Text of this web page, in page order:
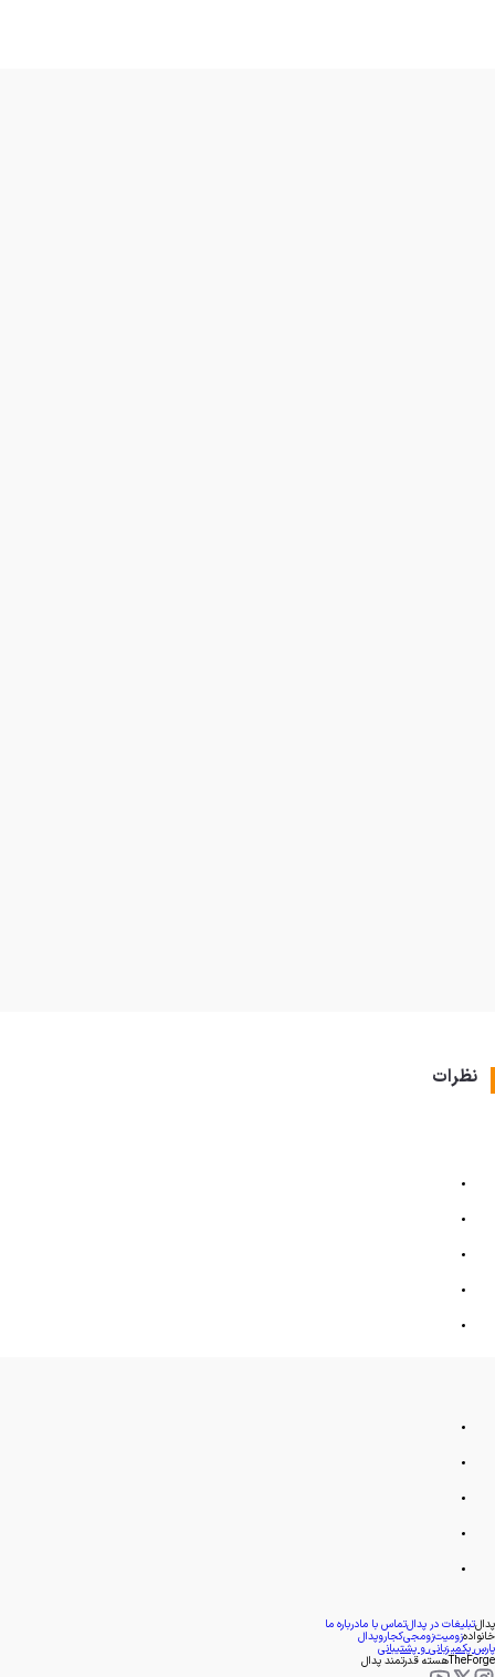
نظرات
پدالتبلیغات در پدالتماس با مادرباره ما
خانوادهزومیتزومجیکجاروپدال
پارس پکمیزبانی و پشتیبانی
TheForgeهسته قدرتمند پدال